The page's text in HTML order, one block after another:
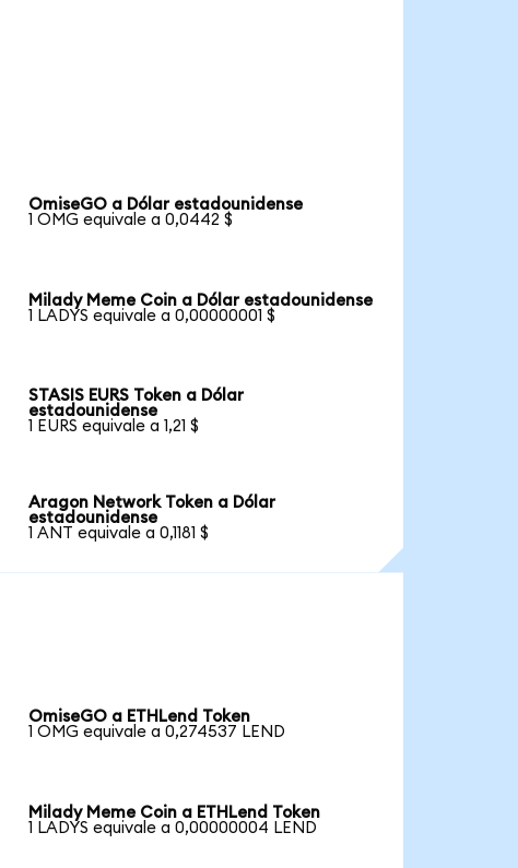
OmiseGO a Dólar estadounidense
1 OMG equivale a 0,0442 $
Milady Meme Coin a Dólar estadounidense
1 LADYS equivale a 0,00000001 $
STASIS EURS Token a Dólar
estadounidense
1 EURS equivale a 1,21 $
Aragon Network Token a Dólar
estadounidense
1 ANT equivale a 0,1181 $
OmiseGO a ETHLend Token
1 OMG equivale a 0,274537 LEND
Milady Meme Coin a ETHLend Token
1 LADYS equivale a 0,00000004 LEND